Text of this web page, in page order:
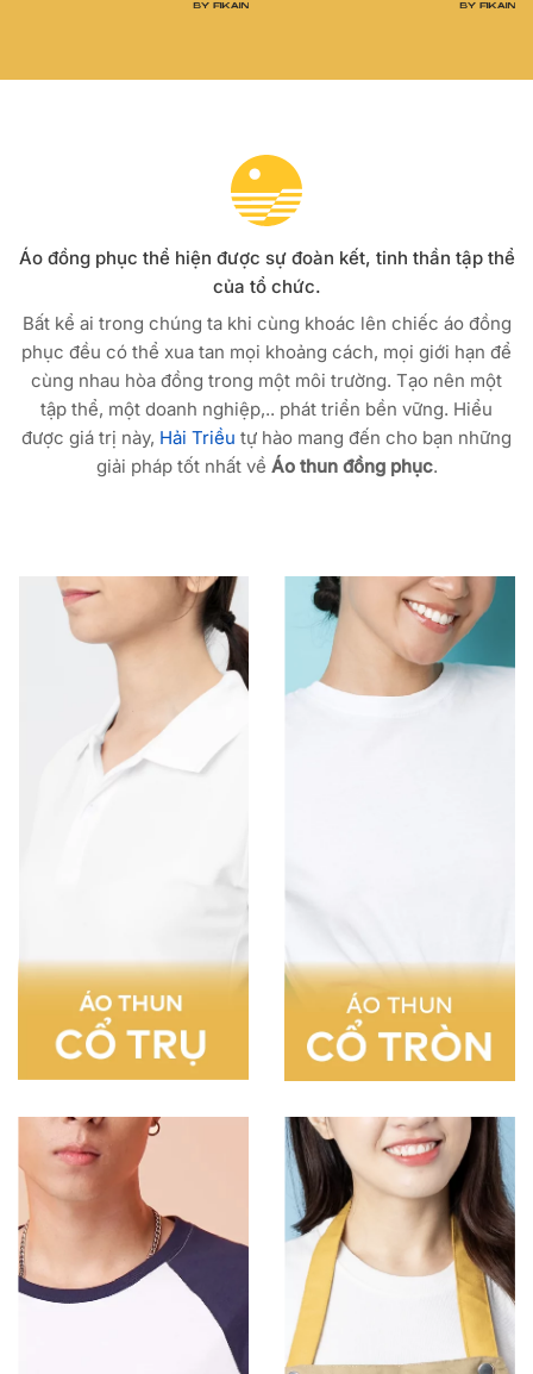
Áo đồng phục thể hiện được sự đoàn kết, tinh thần tập thể
của tổ chức.
Bất kể ai trong chúng ta khi cùng khoác lên chiếc áo đồng
phục đều có thể xua tan mọi khoảng cách, mọi giới hạn để
cùng nhau hòa đồng trong một môi trường. Tạo nên một
tập thể, một doanh nghiệp,.. phát triển bền vững. Hiểu
được giá trị này, Hải Triều tự hào mang đến cho bạn những
giải pháp tốt nhất về Áo thun đồng phục.